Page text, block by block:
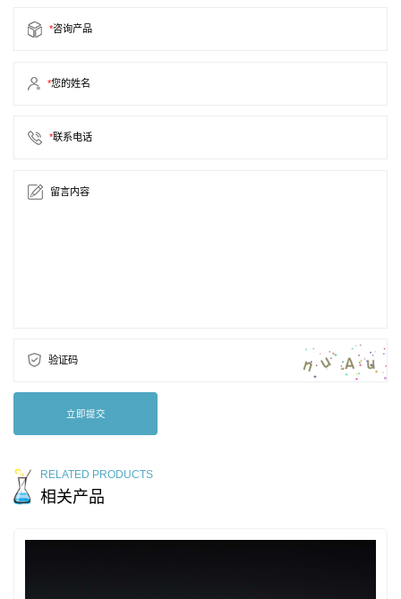
*咨询产品
*您的姓名
*联系电话
留言内容
验证码
立即提交
RELATED PRODUCTS
相关产品